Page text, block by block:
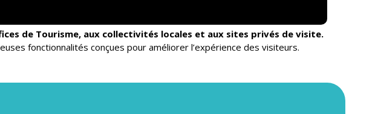
de Tourisme, aux collectivités locales et aux sites privés de visite.
fonctionnalités conçues pour améliorer l’expérience des visiteurs.